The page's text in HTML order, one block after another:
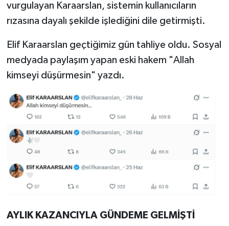
vurgulayan Karaarslan, sistemin kullanıcıların
rızasına dayalı şekilde işlediğini dile getirmişti.
Elif Karaarslan geçtiğimiz gün tahliye oldu. Sosyal
medyada paylaşım yapan eski hakem "Allah
kimseyi düşürmesin" yazdı.
AYLIK KAZANCIYLA GÜNDEME GELMİŞTİ